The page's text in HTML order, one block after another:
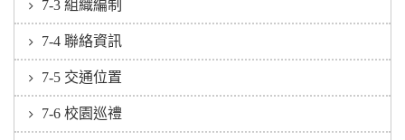
7-3 組織編制
7-4 聯絡資訊
7-5 交通位置
7-6 校園巡禮